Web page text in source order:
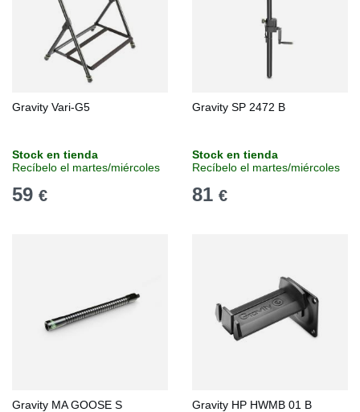
Gravity Vari-G5
Stock en tienda
Recíbelo el martes/miércoles
59 €
Gravity SP 2472 B
Stock en tienda
Recíbelo el martes/miércoles
81 €
Gravity MA GOOSE S Gravity HP HWMB 01 B